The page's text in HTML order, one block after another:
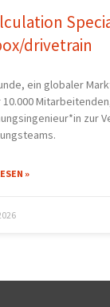
drivetrain
ein globaler
zur
»